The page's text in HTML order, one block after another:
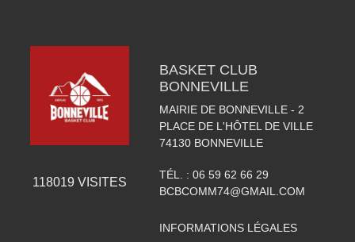
118019 VISITES
BASKET CLUB
BONNEVILLE
MAIRIE DE BONNEVILLE - 2
PLACE DE L'HÔTEL DE VILLE
74130 BONNEVILLE
TÉL. : 06 59 62 66 29
BCBCOMM74@GMAIL.COM
INFORMATIONS LÉGALES